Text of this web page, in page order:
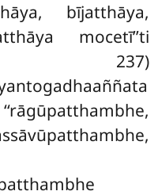
bījatthāya,
mocetī’’ti
237)